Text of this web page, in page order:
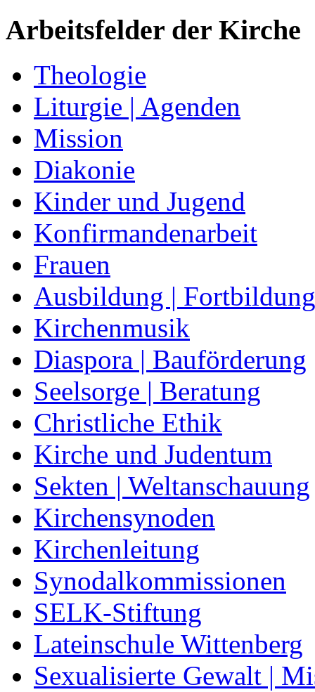
Arbeitsfelder der Kirche
Theologie
Liturgie | Agenden
Mission
Diakonie
Kinder und Jugend
Konfirmandenarbeit
Frauen
Ausbildung | Fortbildung
Kirchenmusik
Diaspora | Bauförderung
Seelsorge | Beratung
Christliche Ethik
Kirche und Judentum
Sekten | Weltanschauung
Kirchensynoden
Kirchenleitung
Synodalkommissionen
SELK-Stiftung
Lateinschule Wittenberg
Sexualisierte Gewalt |